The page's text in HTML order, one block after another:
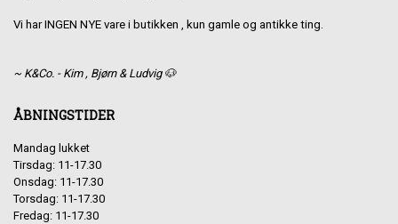
Vi har INGEN NYE vare i butikken , kun gamle og antikke ting.
~ K&Co. - Kim , Bjørn & Ludvig 🐶
ÅBNINGSTIDER
Mandag lukket
Tirsdag: 11-17.30
Onsdag: 11-17.30
Torsdag: 11-17.30
Fredag: 11-17.30